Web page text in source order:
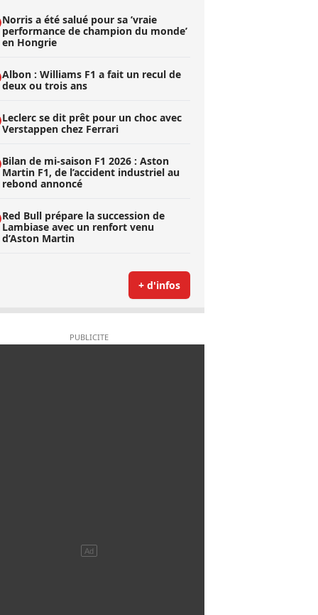
Norris a été salué pour sa ’vraie
performance de champion du monde’
en Hongrie
Albon : Williams F1 a fait un recul de
deux ou trois ans
Leclerc se dit prêt pour un choc avec
Verstappen chez Ferrari
Bilan de mi-saison F1 2026 : Aston
Martin F1, de l’accident industriel au
rebond annoncé
Red Bull prépare la succession de
Lambiase avec un renfort venu
d’Aston Martin
+ d'infos